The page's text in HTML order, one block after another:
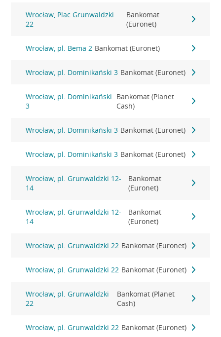
Wrocław, Plac Grunwaldzki
22
Bankomat
(Euronet)
Wrocław, pl. Bema 2 Bankomat (Euronet)
Wrocław, pl. Dominikański 3 Bankomat (Euronet)
Wrocław, pl. Dominikański
3
Bankomat (Planet
Cash)
Wrocław, pl. Dominikański 3 Bankomat (Euronet)
Wrocław, pl. Dominikański 3 Bankomat (Euronet)
Wrocław, pl. Grunwaldzki 12-
14
Bankomat
(Euronet)
Wrocław, pl. Grunwaldzki 12-
14
Bankomat
(Euronet)
Wrocław, pl. Grunwaldzki 22 Bankomat (Euronet)
Wrocław, pl. Grunwaldzki 22 Bankomat (Euronet)
Wrocław, pl. Grunwaldzki
22
Bankomat (Planet
Cash)
Wrocław, pl. Grunwaldzki 22 Bankomat (Euronet)